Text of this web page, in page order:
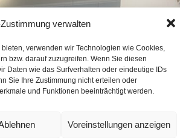
verwalten
verwenden wir Technologien wie Cookies,
bzw. darauf zuzugreifen. Wenn Sie diesen
Daten wie das Surfverhalten oder eindeutige IDs
Sie Ihre Zustimmung nicht erteilen oder
und Funktionen beeinträchtigt werden.
Voreinstellungen anzeigen